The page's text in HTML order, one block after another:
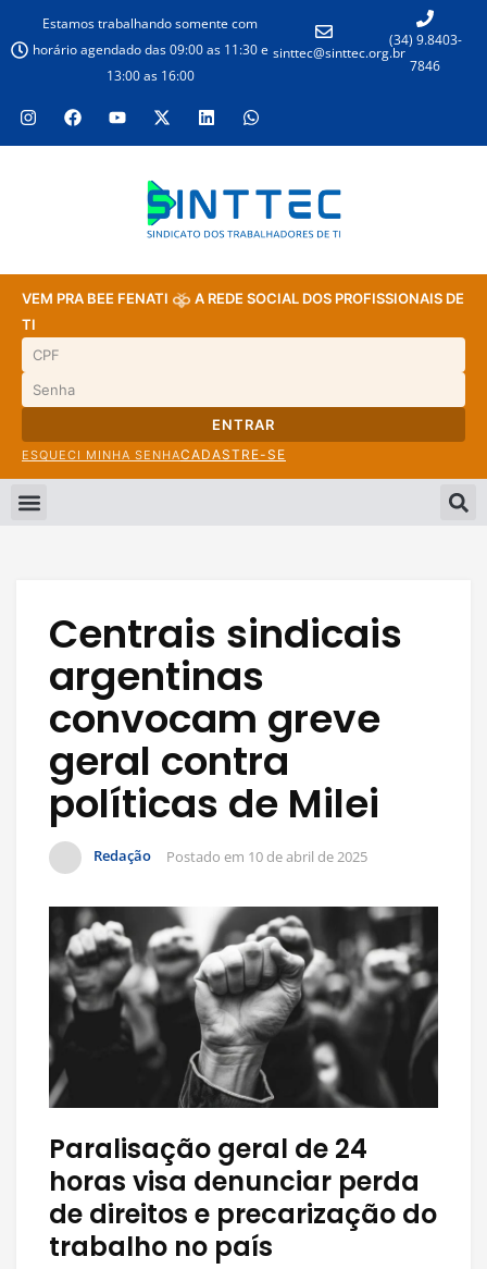
Estamos trabalhando somente com
horário agendado das 09:00 as 11:30 e
13:00 as 16:00
sinttec@sinttec.org.br
(34) 9.8403-
7846
VEM PRA BEE FENATI
A REDE SOCIAL DOS PROFISSIONAIS DE
TI
ENTRAR
ESQUECI MINHA SENHACADASTRE-SE
Centrais sindicais
argentinas
convocam greve
geral contra
políticas de Milei
Redação Postado em 10 de abril de 2025
Paralisação geral de 24
horas visa denunciar perda
de direitos e precarização do
trabalho no país